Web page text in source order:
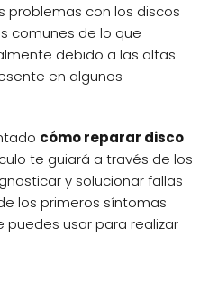
problemas con los discos
comunes de lo que
debido a las altas
en algunos
cómo reparar disco
te guiará a través de los
y solucionar fallas
los primeros síntomas
usar para realizar